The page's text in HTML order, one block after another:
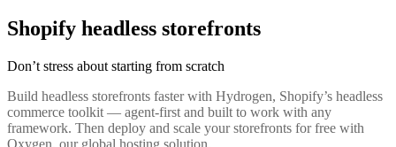
Shopify headless storefronts
Don’t stress about starting from scratch
Build headless storefronts faster with Hydrogen, Shopify’s headless
commerce toolkit — agent-first and built to work with any
framework. Then deploy and scale your storefronts for free with
Oxygen, our global hosting solution.